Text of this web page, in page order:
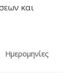
και
Ημερομηνίες